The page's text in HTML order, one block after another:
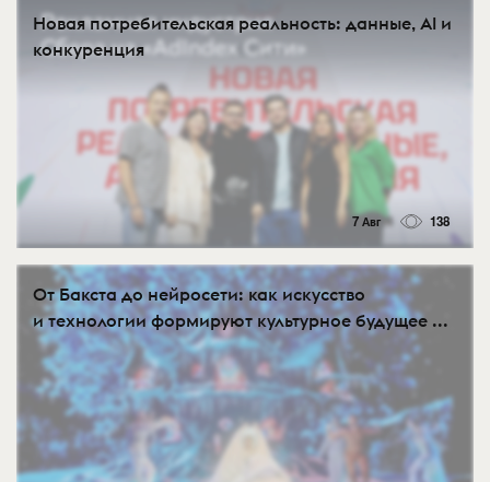
Новая потребительская реальность: данные, AI и
конкуренция
7 Авг 138
От Бакста до нейросети: как искусство
и технологии формируют культурное будущее ...